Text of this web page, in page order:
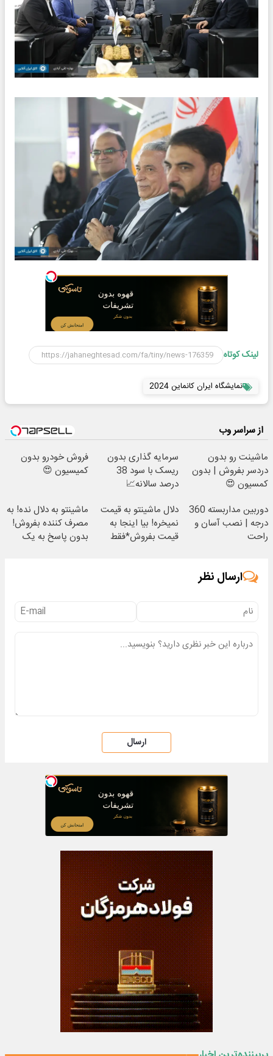
لینک کوتاه
نمایشگاه ایران کانماین 2024
از سراسر وب
ماشینت رو بدون
دردسر بفروش | بدون
کمسیون 😍
سرمایه گذاری بدون
ریسک با سود 38
درصد سالانه📈
فروش خودرو بدون
کمیسیون 😍
دوربین مداربسته 360
درجه | نصب آسان و
راحت
دلال ماشینتو به قیمت
نمیخره! بیا اینجا به
قیمت بفروش*فقط
ماشینتو به دلال نده! به
مصرف کننده بفروش!
بدون پاسخ به یک
ارسال نظر
ارسال